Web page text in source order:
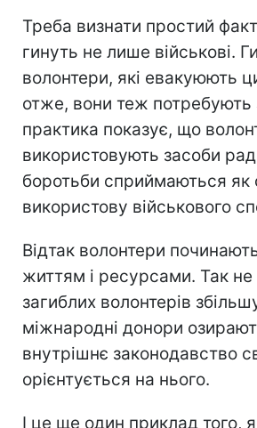
Треба визнати простий
гинуть не лише військові.
волонтери, які евакуюють
отже, вони теж потребують
практика показує, що
використовують засоби
боротьби сприймаються як
використову військового
Відтак волонтери
життям і ресурсами. Так не
загиблих волонтерів
міжнародні донори
внутрішнє законодавство
орієнтується на нього.
І це ще один приклад того,